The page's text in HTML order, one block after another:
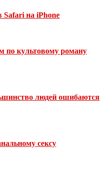
на iPhone
по культовому роману
людей ошибаются
сексу